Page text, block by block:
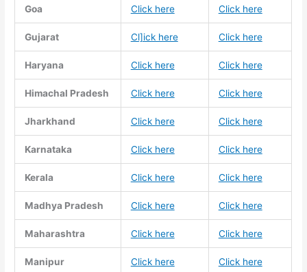
Goa Click here Click here
Gujarat Cl]ick here Click here
Haryana Click here Click here
Himachal Pradesh Click here Click here
Jharkhand Click here Click here
Karnataka Click here Click here
Kerala Click here Click here
Madhya Pradesh Click here Click here
Maharashtra Click here Click here
Manipur Click here Click here